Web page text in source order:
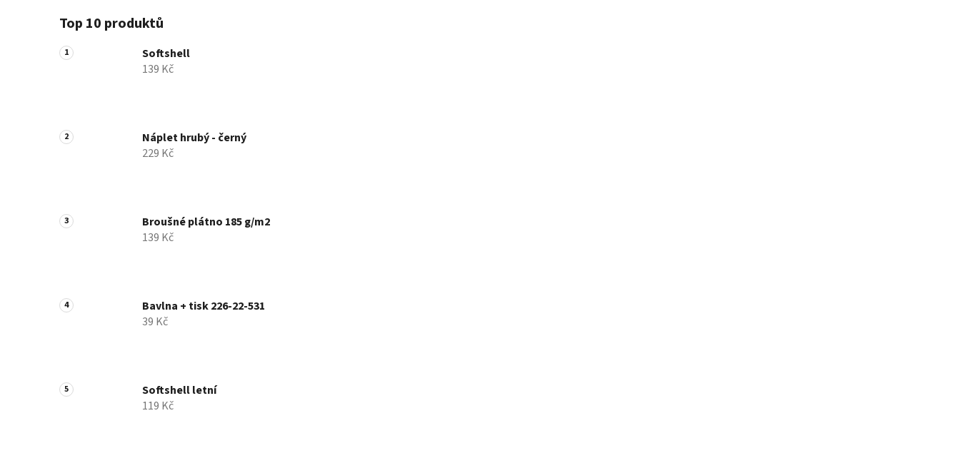
Top 10 produktů
Softshell
139 Kč
Náplet hrubý - černý
229 Kč
Broušné plátno 185 g/m2
139 Kč
Bavlna + tisk 226-22-531
39 Kč
Softshell letní
119 Kč